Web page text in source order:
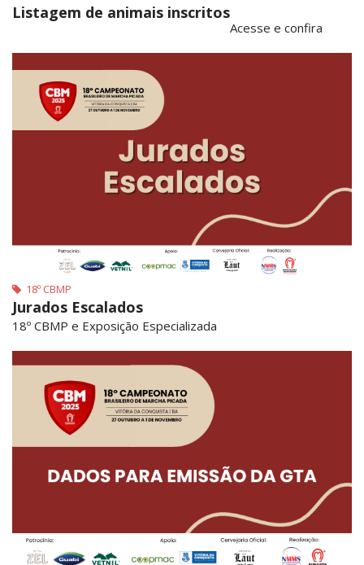
Listagem de animais inscritos
Acesse e confira
18º CBMP
Jurados Escalados
18º CBMP e Exposição Especializada